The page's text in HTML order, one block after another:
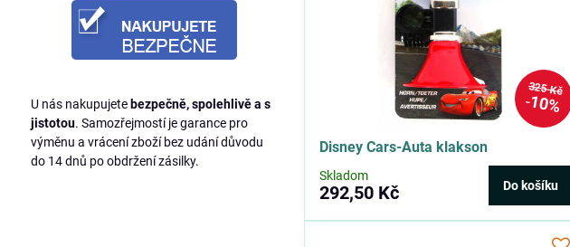
325 Kč
10%
Disney Cars-Auta klakson
Skladom
292,50 Kč Do košíku
U nás nakupujete bezpečně, spolehlivě a s
jistotou. Samozřejmostí je garance pro
výměnu a vrácení zboží bez udání důvodu
do 14 dnů po obdržení zásilky.